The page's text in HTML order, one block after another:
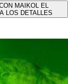
MAIKOL EL
LOS DETALLES